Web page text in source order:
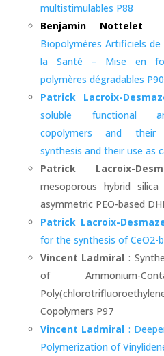
multistimulables P88
Benjamin Nottelet :
Biopolymères Artificiels
la Santé – Mise en
polymères dégradables P90
Patrick Lacroix-
soluble functional
copolymers and their
synthesis and their use as
Patrick Lacroix-
mesoporous hybrid
asymmetric PEO-based
Patrick Lacroix-
for the synthesis of CeO2-
Vincent Ladmiral :
of Ammonium-
Copolymers P97
Vincent Ladmiral :
Polymerization of